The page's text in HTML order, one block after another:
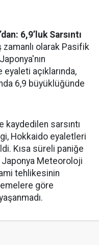
6,9’luk Sarsıntı
olarak Pasifik
açıklarında,
6,9 büyüklüğünde
sarsıntı
Hokkaido eyaletleri
Kısa süreli paniğe
Japonya Meteoroloji
tehlikesinin
göre